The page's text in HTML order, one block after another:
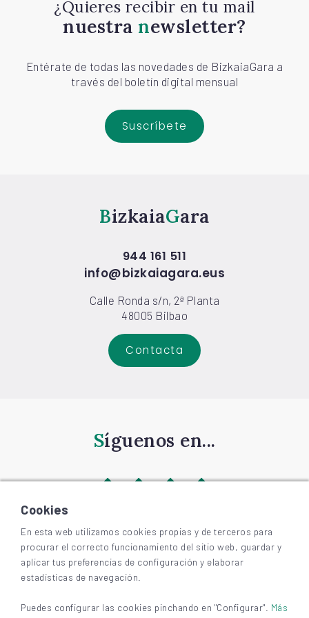
¿Quieres recibir en tu mail
nuestra newsletter?
Entérate de todas las novedades de BizkaiaGara a
través del boletín digital mensual
Suscríbete
Bizkaia Gara
944 161 511
info@bizkaiagara.eus
Calle Ronda s/n, 2ª Planta
48005 Bilbao
Contacta
Síguenos en...
©2026 BIZKAIAGARA
Accesibilidad
Aviso legal y privacidad
Cookies
En esta web utilizamos cookies propias y de terceros para
procurar el correcto funcionamiento del sitio web, guardar y
aplicar tus preferencias de configuración y elaborar
estadísticas de navegación.
Puedes configurar las cookies pinchando en "Configurar". Más